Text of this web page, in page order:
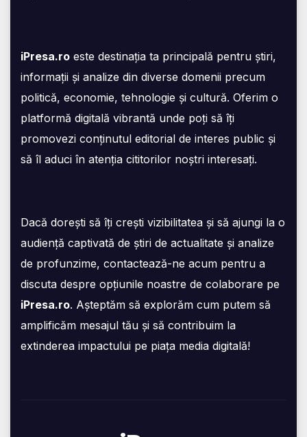
iPresa.ro este destinația ta principală pentru știri,
informații și analize din diverse domenii precum
politică, economie, tehnologie și cultură. Oferim o
platformă digitală vibrantă unde poți să îți
promovezi conținutul editorial de interes public și
să îl aduci în atenția cititorilor noștri interesați.
Dacă dorești să îți crești vizibilitatea și să ajungi la o
audiență captivată de știri de actualitate și analize
de profunzime, contactează-ne acum pentru a
discuta despre opțiunile noastre de colaborare pe
iPresa.ro. Așteptăm să explorăm cum putem să
amplificăm mesajul tău și să contribuim la
extinderea impactului pe piața media digitală!